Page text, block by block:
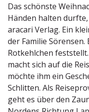
Das schönste
Händen halten
aracari Verlag. Ein
der Familie Sörensen.
Rotkehlchen
macht sich auf die
möchte ihm ein
Schlitten. Als
geht es über den